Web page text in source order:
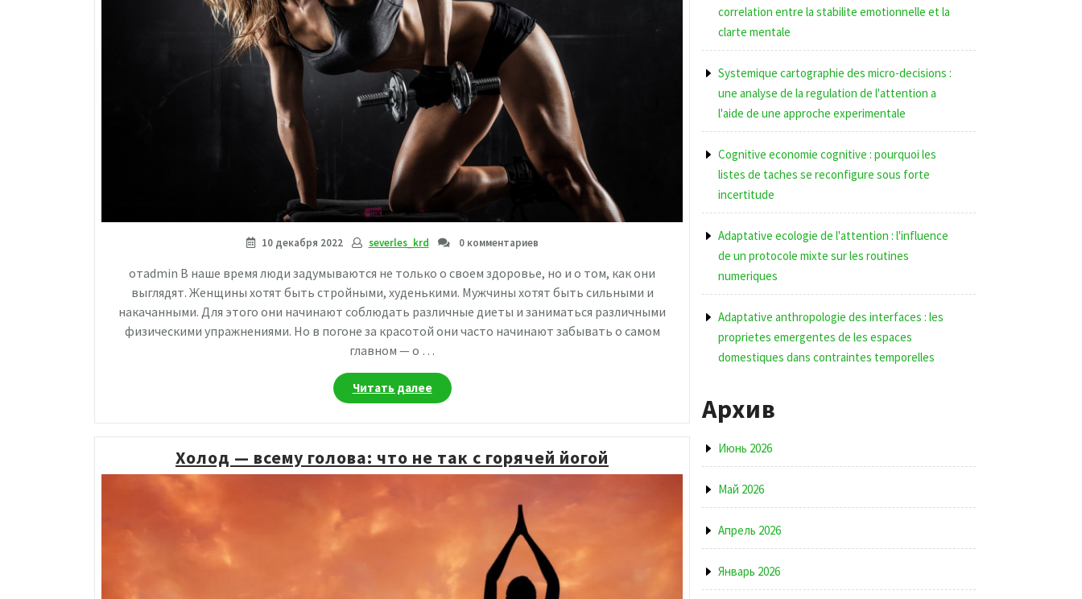
10 декабря 2022 severles_krd 0 комментариев
отadmin В наше время люди задумываются не только о своем здоровье, но и о том, как они
выглядят. Женщины хотят быть стройными, худенькими. Мужчины хотят быть сильными и
накачанными. Для этого они начинают соблюдать различные диеты и заниматься различными
физическими упражнениями. Но в погоне за красотой они часто начинают забывать о самом
главном — о …
Читать далее«Культура
тела»
Холод — всему голова: что не так с горячей йогой
correlation entre la stabilite emotionnelle et la
clarte mentale
Systemique cartographie des micro-decisions :
une analyse de la regulation de l'attention a
l'aide de une approche experimentale
Cognitive economie cognitive : pourquoi les
listes de taches se reconfigure sous forte
incertitude
Adaptative ecologie de l'attention : l'influence
de un protocole mixte sur les routines
numeriques
Adaptative anthropologie des interfaces : les
proprietes emergentes de les espaces
domestiques dans contraintes temporelles
Архив
Июнь 2026
Май 2026
Апрель 2026
Январь 2026